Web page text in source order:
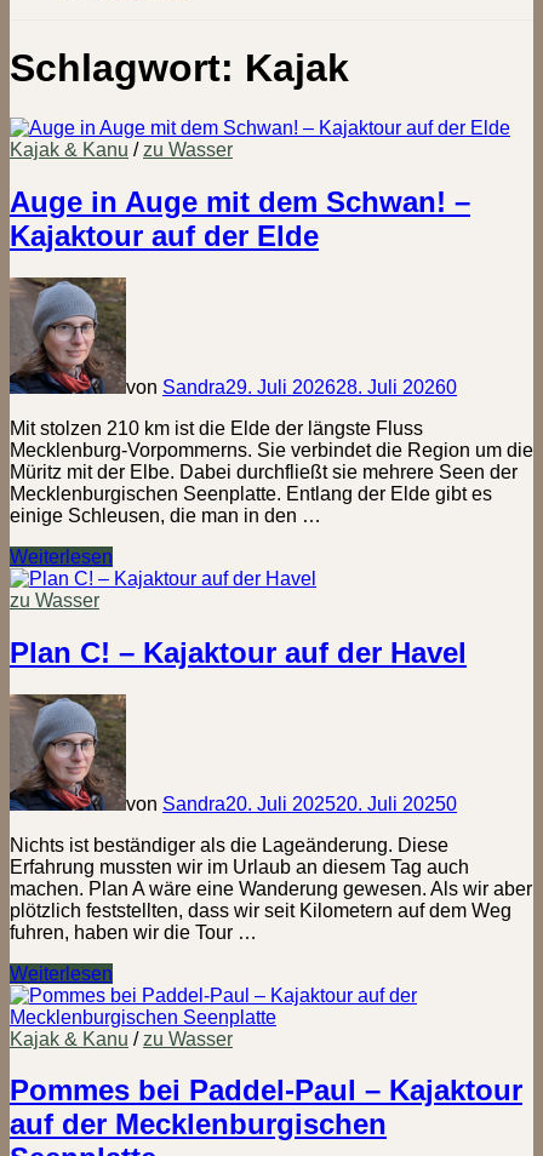
Schlagwort: Kajak
Kajak & Kanu / zu Wasser
Auge in Auge mit dem Schwan! –
Kajaktour auf der Elde
von Sandra29. Juli 202628. Juli 20260
Mit stolzen 210 km ist die Elde der längste Fluss
Mecklenburg-Vorpommerns. Sie verbindet die Region um die
Müritz mit der Elbe. Dabei durchfließt sie mehrere Seen der
Mecklenburgischen Seenplatte. Entlang der Elde gibt es
einige Schleusen, die man in den …
Auge
in
Auge
dem
Schwan!
Kajaktour
auf
der
Elde
Weiterlesen
zu Wasser
Plan C! – Kajaktour auf der Havel
von Sandra20. Juli 202520. Juli 20250
Nichts ist beständiger als die Lageänderung. Diese
Erfahrung mussten wir im Urlaub an diesem Tag auch
machen. Plan A wäre eine Wanderung gewesen. Als wir aber
plötzlich feststellten, dass wir seit Kilometern auf dem Weg
fuhren, haben wir die Tour …
Plan
C!
–
Kajaktour
der
Havel
Weiterlesen
Kajak & Kanu / zu Wasser
Pommes bei Paddel-Paul – Kajaktour
auf der Mecklenburgischen